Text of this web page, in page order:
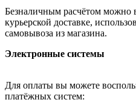
Безналичным расчётом можно
курьерской доставке,
самовывоза из магазина.
Электронные системы
Для оплаты вы можете
платёжных систем: